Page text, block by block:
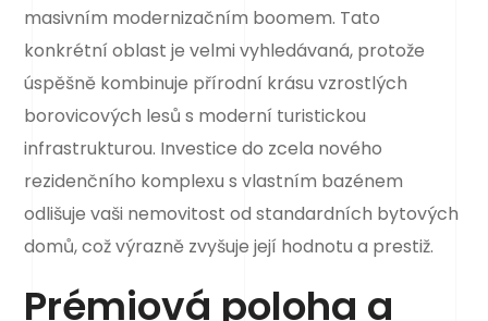
masivním modernizačním boomem. Tato
konkrétní oblast je velmi vyhledávaná, protože
úspěšně kombinuje přírodní krásu vzrostlých
borovicových lesů s moderní turistickou
infrastrukturou. Investice do zcela nového
rezidenčního komplexu s vlastním bazénem
odlišuje vaši nemovitost od standardních bytových
domů, což výrazně zvyšuje její hodnotu a prestiž.
Prémiová poloha a